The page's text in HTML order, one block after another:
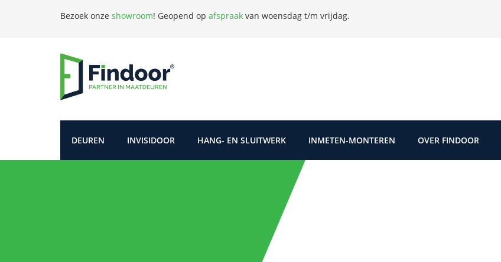
Bezoek onze showroom! Geopend op afspraak van woensdag t/m vrijdag.
DEUREN INVISIDOOR HANG- EN SLUITWERK INMETEN-MONTEREN OVER FINDOOR